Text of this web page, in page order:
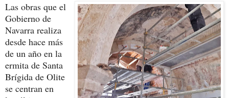
Las obras que el
Gobierno de
Navarra realiza
desde hace más
de un año en la
ermita de Santa
Brígida de Olite
se centran en